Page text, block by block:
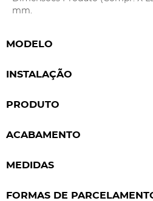
mm.
MODELO
INSTALAÇÃO
PRODUTO
ACABAMENTO
MEDIDAS
FORMAS DE